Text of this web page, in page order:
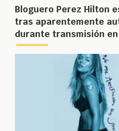
Bloguero Perez Hilton
tras aparentemente
durante transmisión